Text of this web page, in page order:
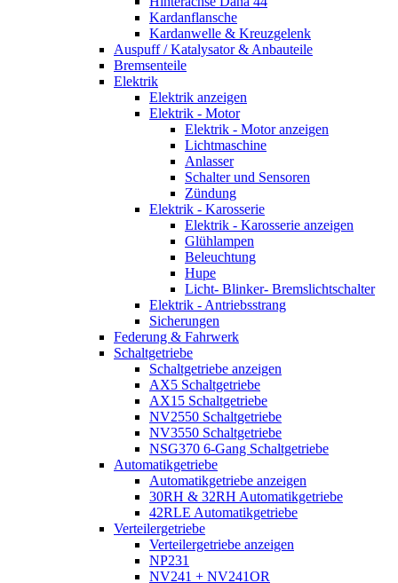
Kardanflansche
Kardanwelle & Kreuzgelenk
Auspuff / Katalysator & Anbauteile
Bremsenteile
Elektrik
Elektrik anzeigen
Elektrik - Motor
Elektrik - Motor anzeigen
Lichtmaschine
Anlasser
Schalter und Sensoren
Zündung
Elektrik - Karosserie
Elektrik - Karosserie anzeigen
Glühlampen
Beleuchtung
Hupe
Licht- Blinker- Bremslichtschalter
Elektrik - Antriebsstrang
Sicherungen
Federung & Fahrwerk
Schaltgetriebe
Schaltgetriebe anzeigen
AX5 Schaltgetriebe
AX15 Schaltgetriebe
NV2550 Schaltgetriebe
NV3550 Schaltgetriebe
NSG370 6-Gang Schaltgetriebe
Automatikgetriebe
Automatikgetriebe anzeigen
30RH & 32RH Automatikgetriebe
42RLE Automatikgetriebe
Verteilergetriebe
Verteilergetriebe anzeigen
NP231
NV241 + NV241OR